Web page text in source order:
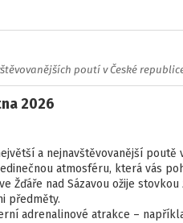
poutí v České
2026
a nejnavštěvovanější
atmosféru, která vás
Žďáře nad Sázavou ožije
předměty.
adrenalinové atrakce –